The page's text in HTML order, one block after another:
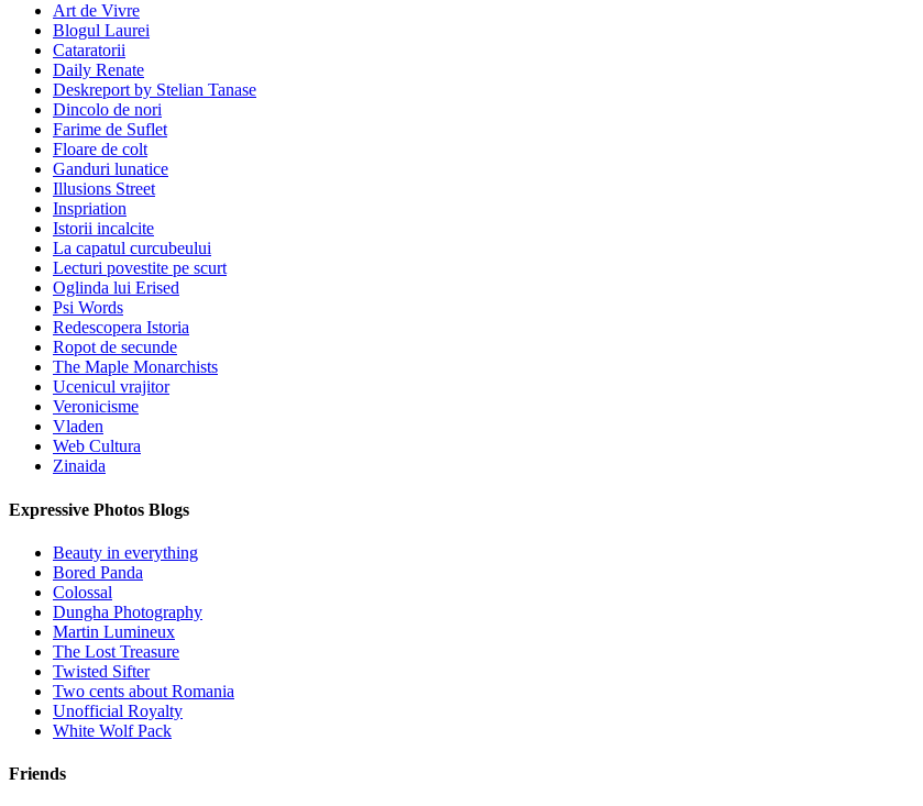
Art de Vivre
Blogul Laurei
Cataratorii
Daily Renate
Deskreport by Stelian Tanase
Dincolo de nori
Farime de Suflet
Floare de colt
Ganduri lunatice
Illusions Street
Inspriation
Istorii incalcite
La capatul curcubeului
Lecturi povestite pe scurt
Oglinda lui Erised
Psi Words
Redescopera Istoria
Ropot de secunde
The Maple Monarchists
Ucenicul vrajitor
Veronicisme
Vladen
Web Cultura
Zinaida
Expressive Photos Blogs
Beauty in everything
Bored Panda
Colossal
Dungha Photography
Martin Lumineux
The Lost Treasure
Twisted Sifter
Two cents about Romania
Unofficial Royalty
White Wolf Pack
Friends